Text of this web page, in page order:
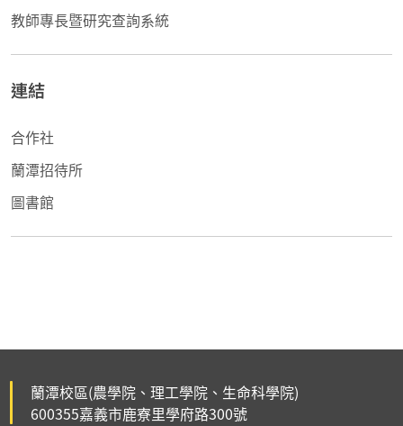
教師專長暨研究查詢系統
連結
合作社
蘭潭招待所
圖書館
蘭潭校區(農學院、理工學院、生命科學院)
600355嘉義市鹿寮里學府路300號